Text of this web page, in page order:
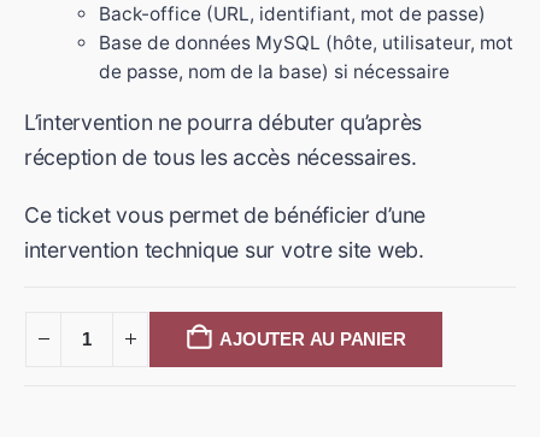
Back-office (URL, identifiant, mot de passe)
Base de données MySQL (hôte, utilisateur, mot
de passe, nom de la base) si nécessaire
L’intervention ne pourra débuter qu’après
réception de tous les accès nécessaires.
Ce ticket vous permet de bénéficier d’une
intervention technique sur votre site web.
AJOUTER AU PANIER